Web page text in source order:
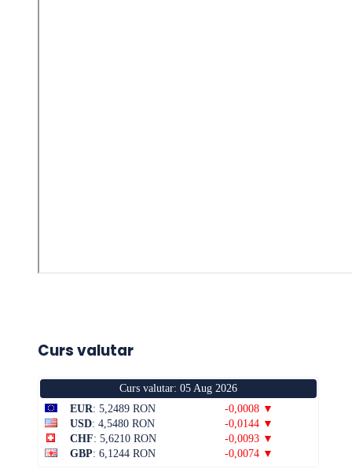
Curs valutar
Curs valutar: 05 Aug 2026
EUR: 5,2489 RON
-0,0008 ▼
USD: 4,5480 RON
-0,0144 ▼
CHF: 5,6210 RON
-0,0093 ▼
GBP: 6,1244 RON -0,0074 ▼